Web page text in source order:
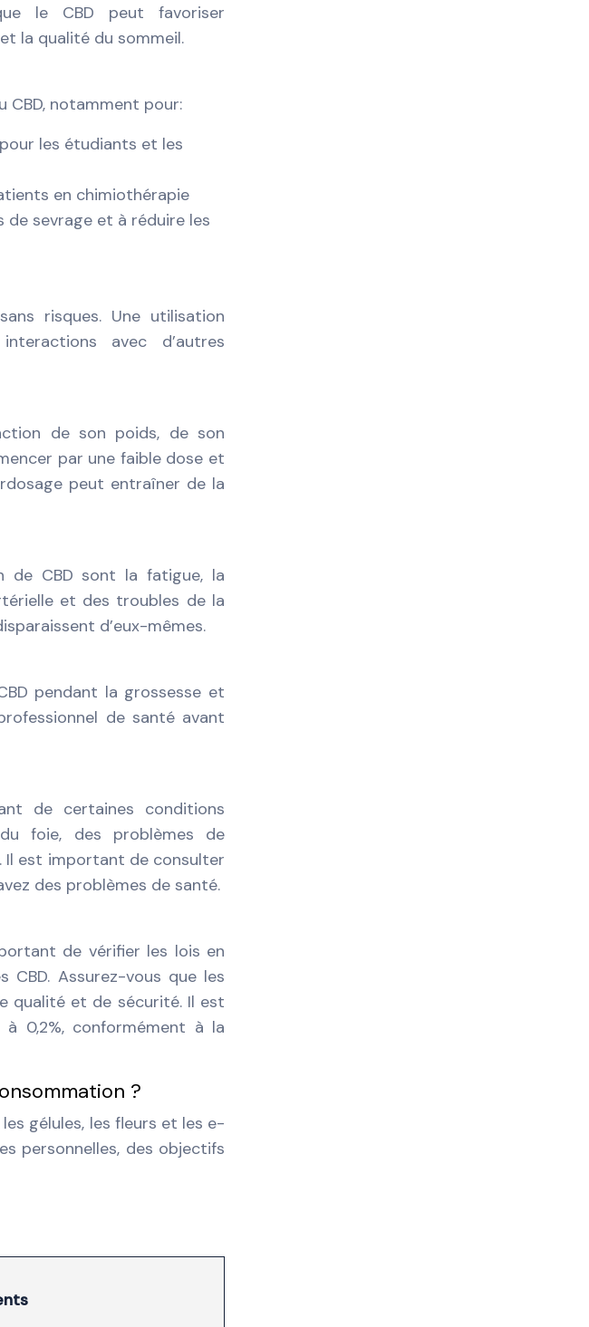
le CBD peut favoriser
la qualité du sommeil.
CBD, notamment pour:
les étudiants et les
en chimiothérapie
sevrage et à réduire les
risques. Une utilisation
avec d’autres
de son poids, de son
par une faible dose et
peut entraîner de la
de CBD sont la fatigue, la
et des troubles de la
d’eux-mêmes.
pendant la grossesse et
de santé avant
de certaines conditions
foie, des problèmes de
Il est important de consulter
des problèmes de santé.
de vérifier les lois en
Assurez-vous que les
qualité et de sécurité. Il est
0,2%, conformément à la
?
gélules, les fleurs et les e-
personnelles, des objectifs